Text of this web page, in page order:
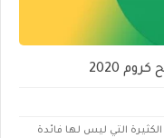
2020
التي ليس لها فائدة